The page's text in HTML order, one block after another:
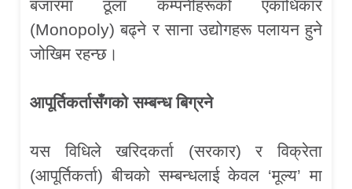
बजारमा ठूला कम्पनीहरूको एकाधिकार
(Monopoly) बढ्ने र साना उद्योगहरू पलायन हुने
जोखिम रहन्छ।
आपूर्तिकर्तासँगको सम्बन्ध बिग्रने
यस विधिले खरिदकर्ता (सरकार) र विक्रेता
(आपूर्तिकर्ता) बीचको सम्बन्धलाई केवल ‘मूल्य’ मा